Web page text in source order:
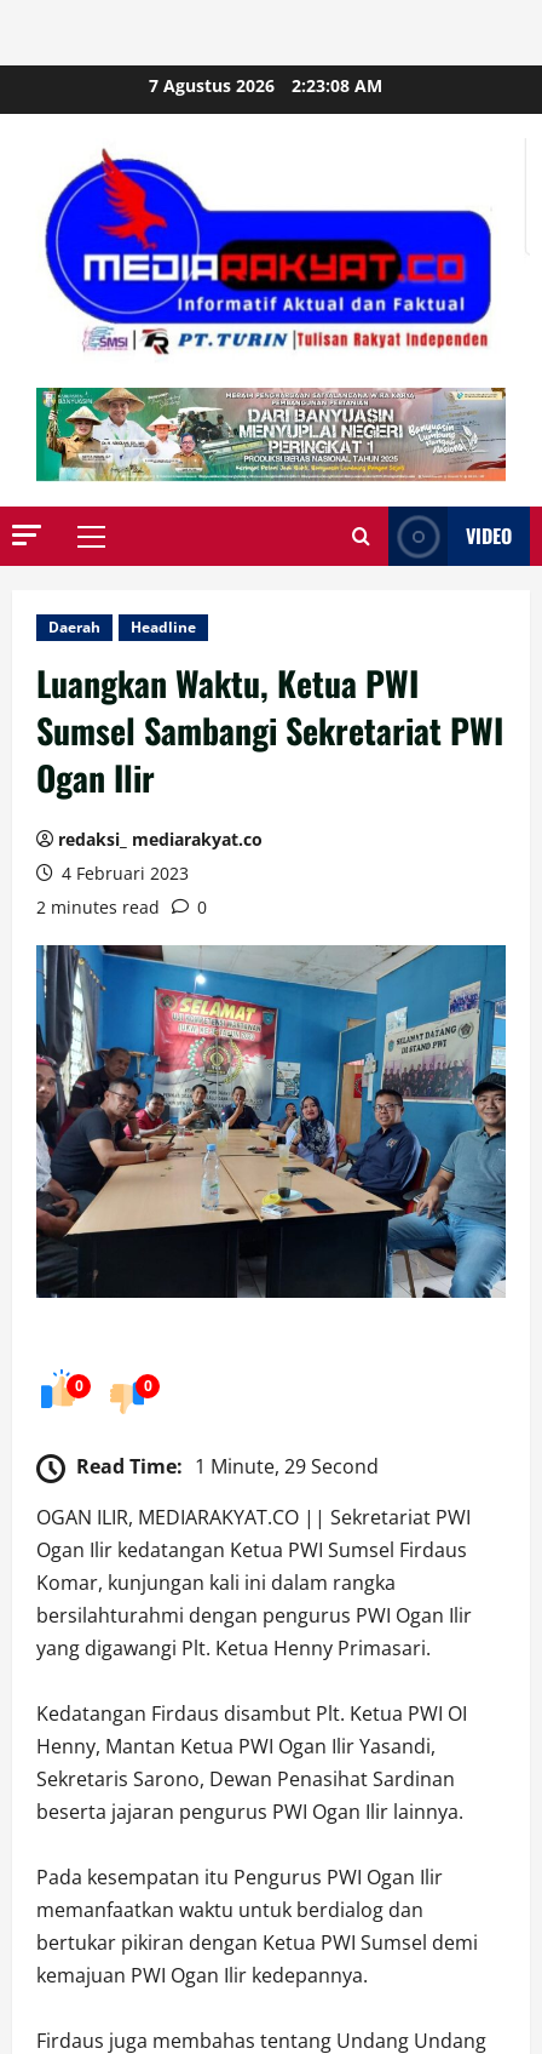
to
7 Agustus 2026 2:23:10 AM
Primary
VIDEO
Daerah Headline
Luangkan Waktu, Ketua PWI
Sumsel Sambangi Sekretariat PWI
Ogan Ilir
redaksi_ mediarakyat.co
4 Februari 2023
2 minutes read
0
0 0
Read Time: 1 Minute, 29 Second
OGAN ILIR, MEDIARAKYAT.CO || Sekretariat PWI
Ogan Ilir kedatangan Ketua PWI Sumsel Firdaus
Komar, kunjungan kali ini dalam rangka
bersilahturahmi dengan pengurus PWI Ogan Ilir
yang digawangi Plt. Ketua Henny Primasari.
Kedatangan Firdaus disambut Plt. Ketua PWI OI
Henny, Mantan Ketua PWI Ogan Ilir Yasandi,
Sekretaris Sarono, Dewan Penasihat Sardinan
beserta jajaran pengurus PWI Ogan Ilir lainnya.
Pada kesempatan itu Pengurus PWI Ogan Ilir
memanfaatkan waktu untuk berdialog dan
bertukar pikiran dengan Ketua PWI Sumsel demi
kemajuan PWI Ogan Ilir kedepannya.
Firdaus juga membahas tentang Undang Undang